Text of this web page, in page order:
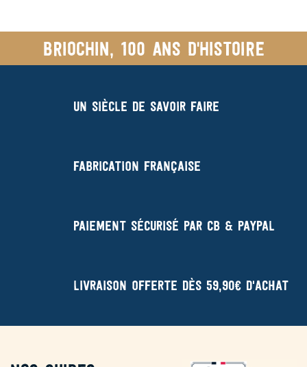
Briochin, 100 ans d'histoire
Un siècle de savoir faire
Fabrication française
Paiement sécurisé par CB & Paypal
Livraison offerte dès 59,90€ d'achat